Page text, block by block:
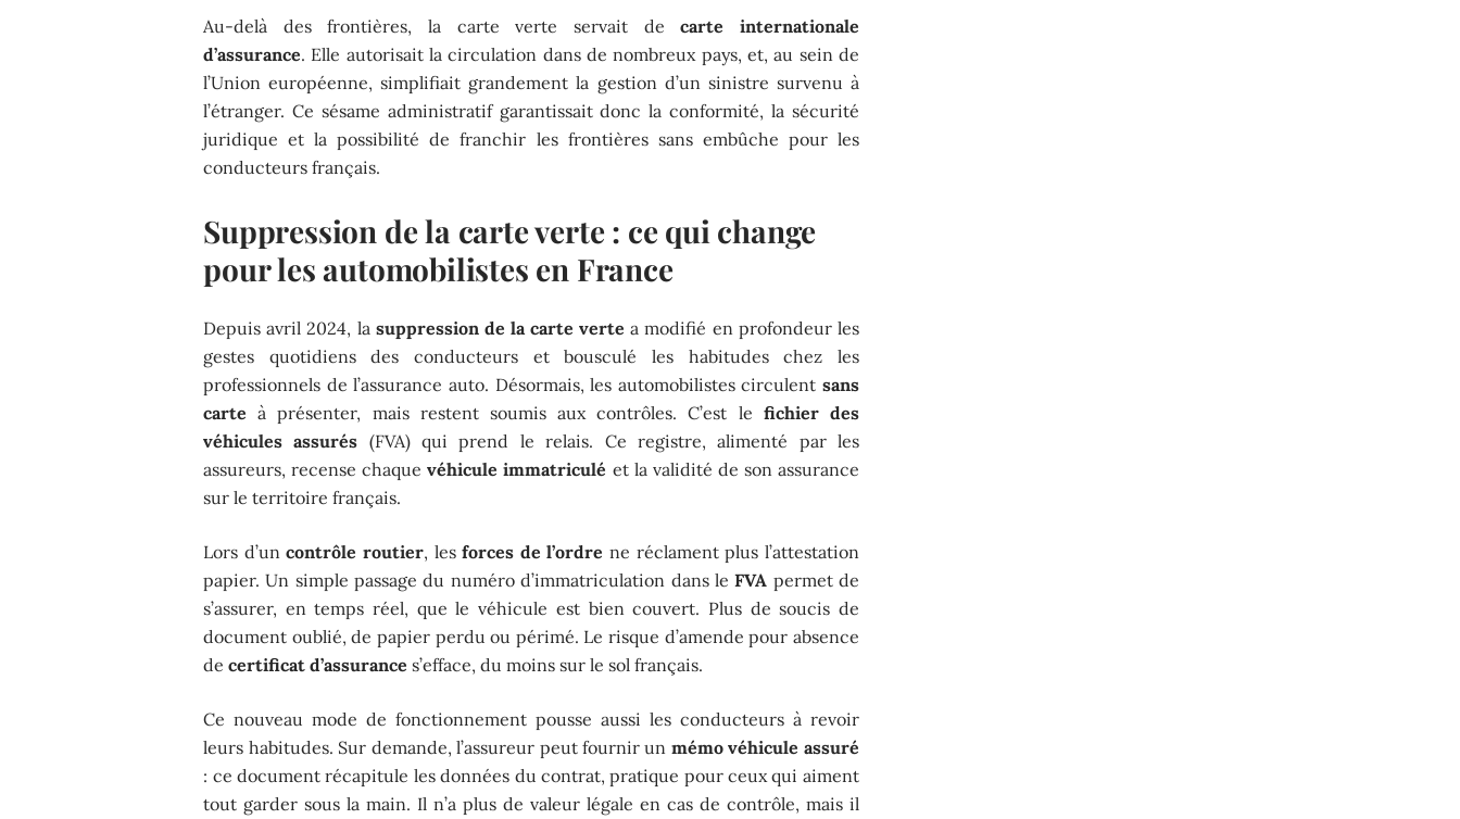
Au-delà des frontières, la carte verte servait decarte internationale
d’assurance. Elle autorisait la circulation dans de nombreux pays, et, au sein de
l’Union européenne, simplifiait grandement la gestion d’un sinistre survenu à
l’étranger. Ce sésame administratif garantissait donc la conformité, la sécurité
juridique et la possibilité de franchir les frontières sans embûche pour les
conducteurs français.
Suppression de la carte verte : ce qui change
pour les automobilistes en France
Depuis avril 2024, la suppression de la carte verte a modifié en profondeur les
gestes quotidiens des conducteurs et bousculé les habitudes chez les
professionnels de l’assurance auto. Désormais, les automobilistes circulent sans
carte à présenter, mais restent soumis aux contrôles. C’est le fichier des
véhicules assurés (FVA) qui prend le relais. Ce registre, alimenté par les
assureurs, recense chaquevéhicule immatriculé et la validité de son assurance
sur le territoire français.
Lors d’uncontrôle routier, lesforces de l’ordre ne réclament plus l’attestation
papier. Un simple passage du numéro d’immatriculation dans leFVA permet de
s’assurer, en temps réel, que le véhicule est bien couvert. Plus de soucis de
document oublié, de papier perdu ou périmé. Le risque d’amende pour absence
decertificat d’assurance s’efface, du moins sur le sol français.
Ce nouveau mode de fonctionnement pousse aussi les conducteurs à revoir
leurs habitudes. Sur demande, l’assureur peut fournir un mémo véhicule assuré
: ce document récapitule les données du contrat, pratique pour ceux qui aiment
tout garder sous la main. Il n’a plus de valeur légale en cas de contrôle, mais il